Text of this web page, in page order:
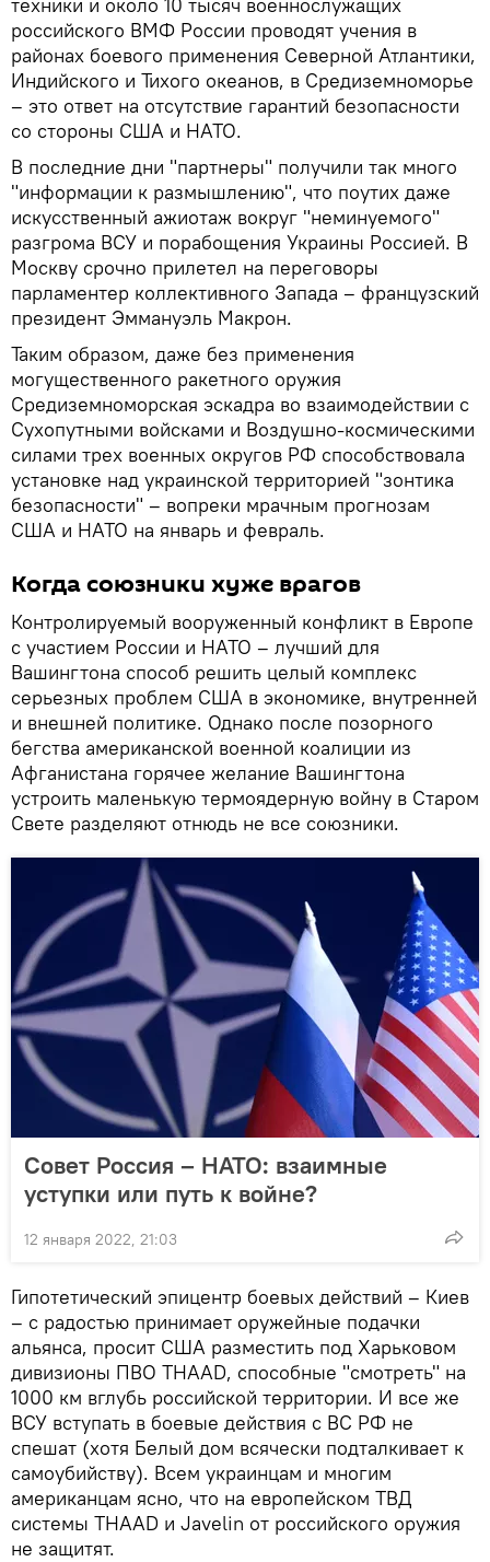
российского ВМФ России проводят учения в
районах боевого применения Северной Атлантики,
Индийского и Тихого океанов, в Средиземноморье
– это ответ на отсутствие гарантий безопасности
со стороны США и НАТО.
В последние дни "партнеры" получили так много
"информации к размышлению", что поутих даже
искусственный ажиотаж вокруг "неминуемого"
разгрома ВСУ и порабощения Украины Россией. В
Москву срочно прилетел на переговоры
парламентер коллективного Запада – французский
президент Эммануэль Макрон.
Таким образом, даже без применения
могущественного ракетного оружия
Средиземноморская эскадра во взаимодействии с
Сухопутными войсками и Воздушно-космическими
силами трех военных округов РФ способствовала
установке над украинской территорией "зонтика
безопасности" – вопреки мрачным прогнозам
США и НАТО на январь и февраль.
Когда союзники хуже врагов
Контролируемый вооруженный конфликт в Европе
с участием России и НАТО – лучший для
Вашингтона способ решить целый комплекс
серьезных проблем США в экономике, внутренней
и внешней политике. Однако после позорного
бегства американской военной коалиции из
Афганистана горячее желание Вашингтона
устроить маленькую термоядерную войну в Старом
Свете разделяют отнюдь не все союзники.
Совет Россия – НАТО: взаимные
уступки или путь к войне?
12 января 2022, 21:03
Гипотетический эпицентр боевых действий – Киев
– с радостью принимает оружейные подачки
альянса, просит США разместить под Харьковом
дивизионы ПВО THAAD, способные "смотреть" на
1000 км вглубь российской территории. И все же
ВСУ вступать в боевые действия с ВС РФ не
спешат (хотя Белый дом всячески подталкивает к
самоубийству). Всем украинцам и многим
американцам ясно, что на европейском ТВД
системы THAAD и Javelin от российского оружия
не защитят.